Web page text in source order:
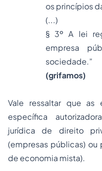
os princípios
(...)
§ 3º A lei
empresa
sociedade.”
(grifamos)
Vale ressaltar que as
específica
jurídica de direito
(empresas públicas)
de economia mista).